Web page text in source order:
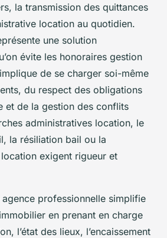
la transmission des quittances
location au quotidien.
une solution
évite les honoraires gestion
de se charger soi-même
du respect des obligations
et de la gestion des conflits
administratives location, le
la résiliation bail ou la
exigent rigueur et
professionnelle simplifie
en prenant en charge
l’état des lieux, l’encaissement